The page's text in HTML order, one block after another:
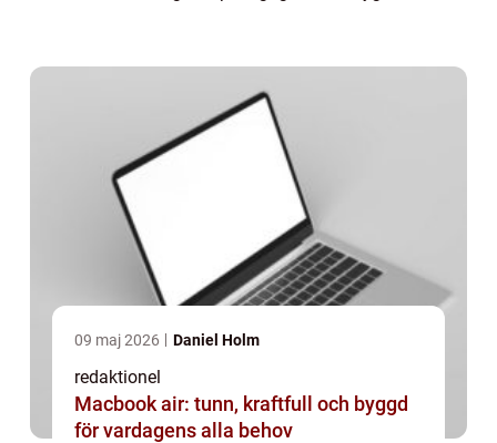
09 maj 2026 Daniel Holm
redaktionel
Macbook air: tunn, kraftfull och byggd
för vardagens alla behov